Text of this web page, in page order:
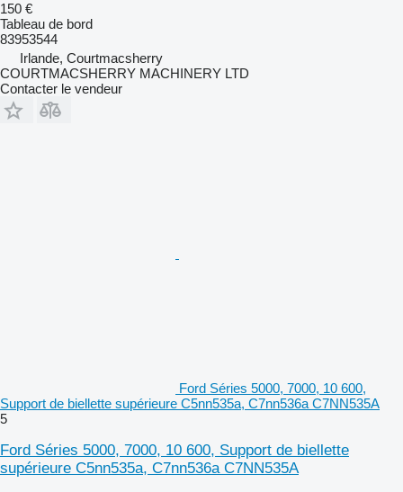
150 €
Tableau de bord
83953544
Irlande, Courtmacsherry
COURTMACSHERRY MACHINERY LTD
Contacter le vendeur
Ford Séries 5000, 7000, 10 600,
Support de biellette supérieure C5nn535a, C7nn536a C7NN535A
5
Ford Séries 5000, 7000, 10 600, Support de biellette
supérieure C5nn535a, C7nn536a C7NN535A